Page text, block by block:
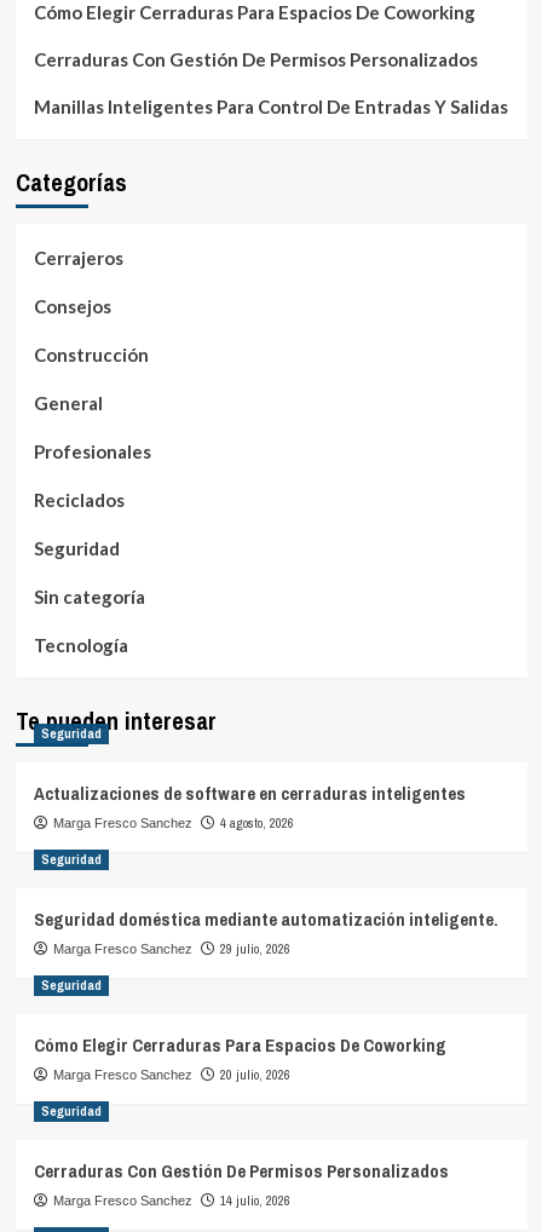
Cómo Elegir Cerraduras Para Espacios De Coworking
Cerraduras Con Gestión De Permisos Personalizados
Manillas Inteligentes Para Control De Entradas Y Salidas
Categorías
Cerrajeros
Consejos
Construcción
General
Profesionales
Reciclados
Seguridad
Sin categoría
Tecnología
Te pueden interesar
Seguridad
Actualizaciones de software en cerraduras inteligentes
Marga Fresco Sanchez 4 agosto, 2026
Seguridad
Seguridad doméstica mediante automatización inteligente.
Marga Fresco Sanchez 29 julio, 2026
Seguridad
Cómo Elegir Cerraduras Para Espacios De Coworking
Marga Fresco Sanchez 20 julio, 2026
Seguridad
Cerraduras Con Gestión De Permisos Personalizados
Marga Fresco Sanchez 14 julio, 2026